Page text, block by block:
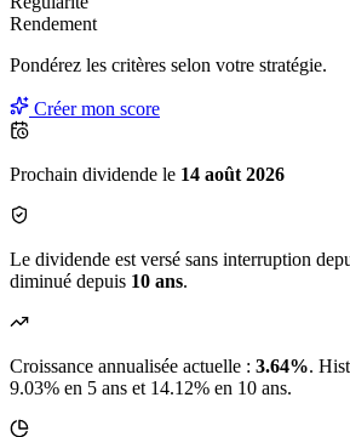
Rendement
Pondérez les critères selon votre stratégie.
Créer mon score
Prochain dividende le 14 août 2026
Le dividende est versé sans interruption
diminué depuis 10 ans.
Croissance annualisée actuelle : 3.64%.
9.03% en 5 ans et 14.12% en 10 ans.